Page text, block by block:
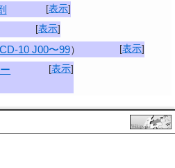
[表示]
[表示]
[表示]
10 J00〜99）
[表示]